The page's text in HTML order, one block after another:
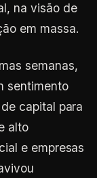
na visão de
em massa.
semanas,
sentimento
capital para
alto
e empresas